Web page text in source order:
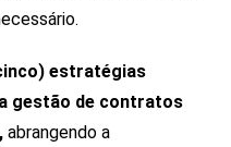
estratégias
gestão de contratos
abrangendo a